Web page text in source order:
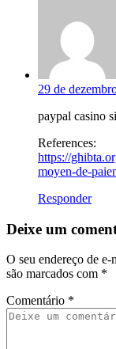
29 de
paypal casino
References:
https://
moyen-de-
Responder
Deixe um
O seu endereço de
são marcados com *
Comentário *